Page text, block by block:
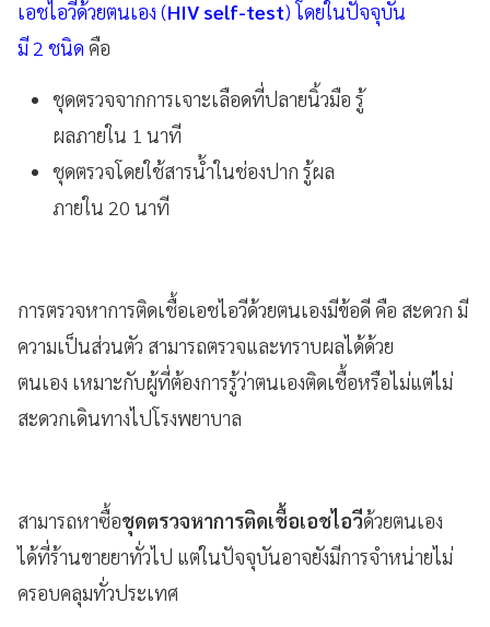
เอชไอวีด้วยตนเอง (HIV self-test) โดยในปัจจุบัน
มี 2 ชนิด คือ
ชุดตรวจจากการเจาะเลือดที่ปลายนิ้วมือ รู้
ผลภายใน 1 นาที
ชุดตรวจโดยใช้สารน้ำในช่องปาก รู้ผล
ภายใน 20 นาที
การตรวจหาการติดเชื้อเอชไอวีด้วยตนเองมีข้อดี คือ สะดวก มี
ความเป็นส่วนตัว สามารถตรวจและทราบผลได้ด้วย
ตนเอง เหมาะกับผู้ที่ต้องการรู้ว่าตนเองติดเชื้อหรือไม่แต่ไม่
สะดวกเดินทางไปโรงพยาบาล
สามารถหาซื้อชุดตรวจหาการติดเชื้อเอชไอวีด้วยตนเอง
ได้ที่ร้านขายยาทั่วไป แต่ในปัจจุบันอาจยังมีการจำหน่ายไม่
ครอบคลุมทั่วประเทศ